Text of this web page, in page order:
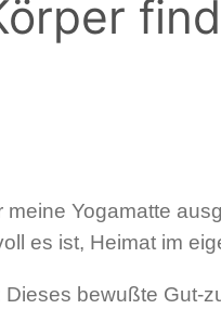
Yogamatte
es ist, Heimat im
bewußte